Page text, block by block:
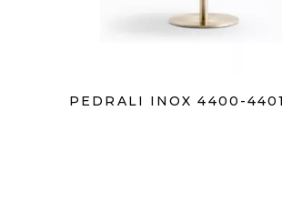
PEDRALI INOX 4400-